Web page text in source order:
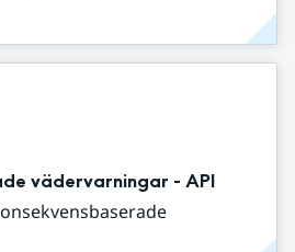
vädervarningar - API